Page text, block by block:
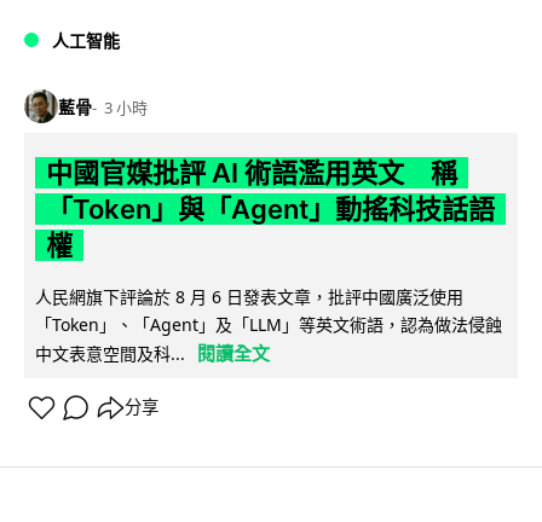
人工智能
藍骨 3 小時
中國官媒批評 AI 術語濫用英文 稱
「Token」與「Agent」動搖科技話語
權
人民網旗下評論於 8 月 6 日發表文章，批評中國廣泛使用
「Token」、「Agent」及「LLM」等英文術語，認為做法侵蝕
中文表意空間及科...
閱讀全文
分享